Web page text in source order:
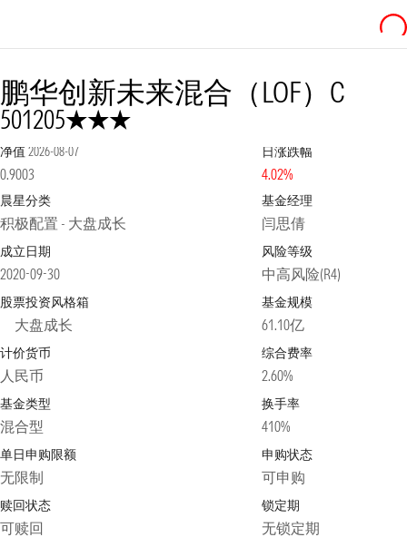
鹏华创新未来混合（LOF）C
501205
3星
净值 2026-08-07
0.9003
日涨跌幅
4.02%
晨星分类
积极配置 - 大盘成长
基金经理
闫思倩
成立日期
2020-09-30
风险等级
中高风险(R4)
股票投资风格箱
大盘成长
基金规模
61.10亿
计价货币
人民币
综合费率
2.60%
基金类型
混合型
换手率
410%
单日申购限额
无限制
申购状态
可申购
赎回状态
可赎回
锁定期
无锁定期